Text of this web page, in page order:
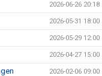
2026-06-26 20:18
2026-05-31 18:00
2026-05-29 12:00
2026-04-27 15:00
2026-02-06 09:00